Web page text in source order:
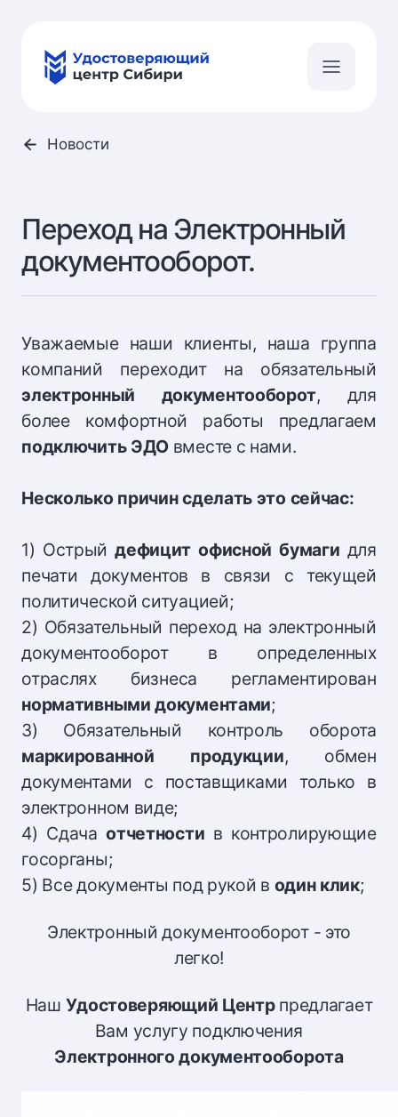
Новости
Переход на Электронный
документооборот.
Уважаемые наши клиенты, наша группа
компаний переходит на обязательный
электронный документооборот, для
более комфортной работы предлагаем
подключить ЭДО вместе с нами.
Несколько причин сделать это сейчас:
1) Острыйдефицит офисной бумаги для
печати документов в связи с текущей
политической ситуацией;
2) Обязательный переход на электронный
документооборот в определенных
отраслях бизнеса регламентирован
нормативными документами;
3) Обязательный контроль оборота
маркированной продукции, обмен
документами с поставщиками только в
электронном виде;
4) Сдачаотчетности в контролирующие
госорганы;
5) Все документы под рукой в один клик;
Электронный документооборот - это
легко!
Наш Удостоверяющий Центрпредлагает
Вам услугу подключения
Электронного документооборота